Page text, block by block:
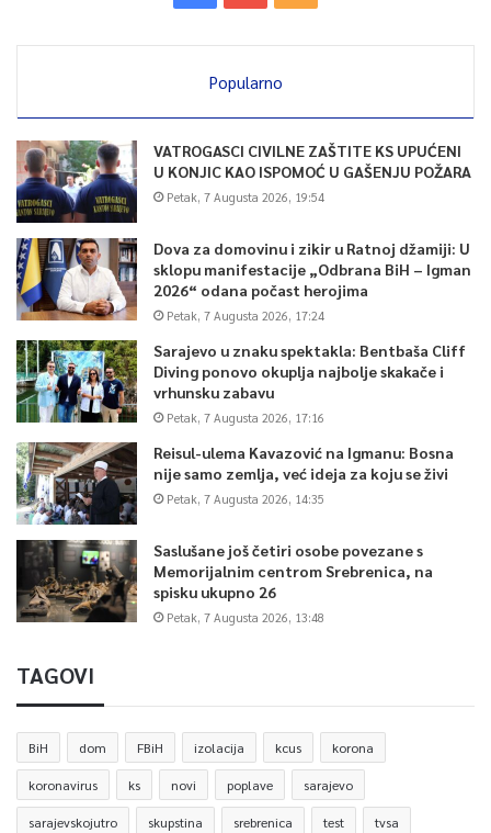
Popularno
VATROGASCI CIVILNE ZAŠTITE KS UPUĆENI
U KONJIC KAO ISPOMOĆ U GAŠENJU POŽARA
Petak, 7 Augusta 2026, 19:54
Dova za domovinu i zikir u Ratnoj džamiji: U
sklopu manifestacije „Odbrana BiH – Igman
2026“ odana počast herojima
Petak, 7 Augusta 2026, 17:24
Sarajevo u znaku spektakla: Bentbaša Cliff
Diving ponovo okuplja najbolje skakače i
vrhunsku zabavu
Petak, 7 Augusta 2026, 17:16
Reisul-ulema Kavazović na Igmanu: Bosna
nije samo zemlja, već ideja za koju se živi
Petak, 7 Augusta 2026, 14:35
Saslušane još četiri osobe povezane s
Memorijalnim centrom Srebrenica, na
spisku ukupno 26
Petak, 7 Augusta 2026, 13:48
TAGOVI
BiH dom FBiH izolacija kcus korona
koronavirus ks novi poplave sarajevo
sarajevskojutro skupstina srebrenica test tvsa